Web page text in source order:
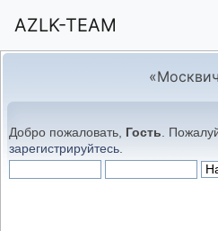
AZLK-TEAM
Добро пожаловать, Гость .
зарегистрируйтесь